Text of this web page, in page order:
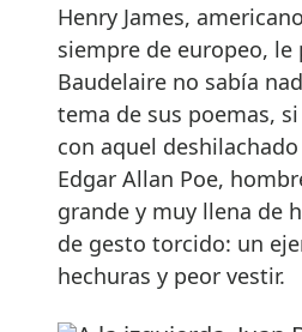
Henry James,
siempre de europeo, le
Baudelaire no sabía
tema de sus poemas,
con aquel
Edgar Allan Poe,
grande y muy llena de
de gesto torcido: un
hechuras y peor vestir.